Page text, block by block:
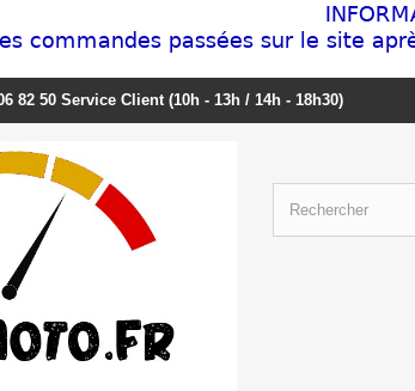
82 50 Service Client (10h - 13h / 14h - 18h30)